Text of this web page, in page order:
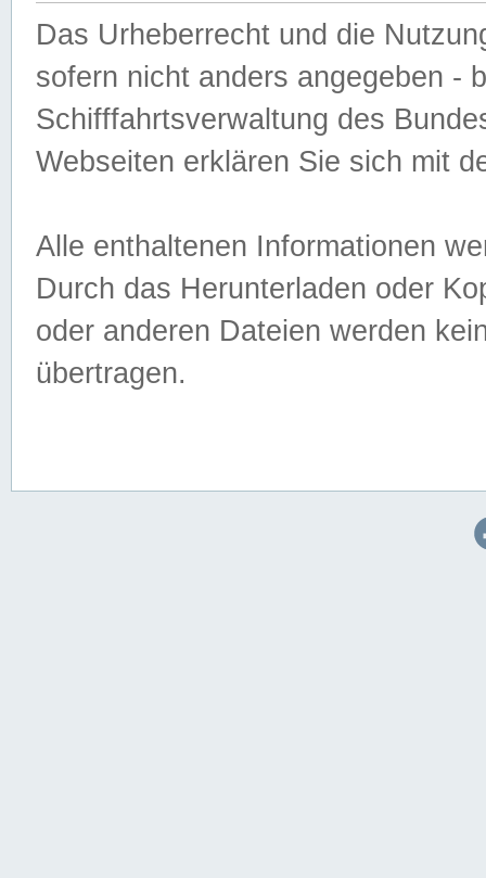
Das Urheberrecht und die
sofern nicht anders angegeben -
Schifffahrtsverwaltung des
Webseiten erklären Sie sich mit
Alle enthaltenen Informationen
Durch das Herunterladen oder
oder anderen Dateien werden
übertragen.